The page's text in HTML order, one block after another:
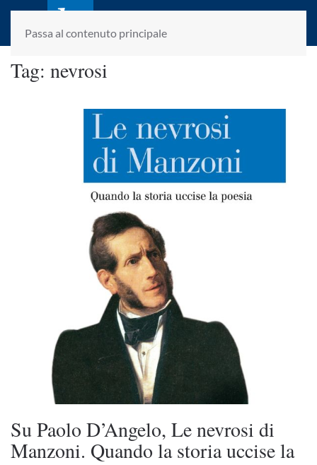
Passa al contenuto principale
laletteraturaenoi.it
fondato da Romano Luperini
Tag: nevrosi
Su Paolo D’Angelo, Le nevrosi di
Manzoni. Quando la storia uccise la